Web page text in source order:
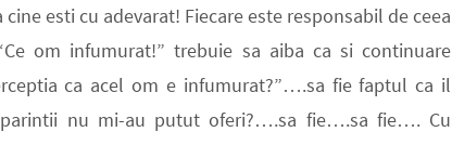
esti cu adevarat! Fiecare este responsabil de ceea
om infumurat!” trebuie sa aiba ca si continuare
ca acel om e infumurat?”….sa fie faptul ca il
nu mi-au putut oferi?….sa fie….sa fie…. Cu